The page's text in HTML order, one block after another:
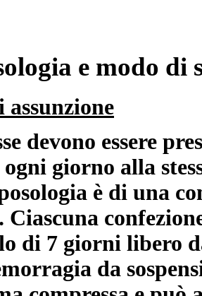
e modo di
devono essere
giorno alla
è di una
Ciascuna
di 7 giorni libero
da